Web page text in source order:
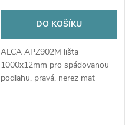
DO KOŠÍKU
ALCA APZ902M lišta
1000x12mm pro spádovanou
podlahu, pravá, nerez mat